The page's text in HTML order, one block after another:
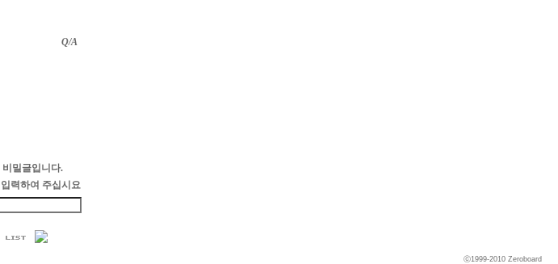
Q/A
비밀글입니다.
력하여 주십시요
ⓒ1999-2010 Zeroboard